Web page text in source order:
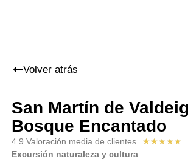
Volver atrás
San Martín de
Bosque Encantado
4.9 Valoración media de clientes ★★★★★
Excursión naturaleza y cultura